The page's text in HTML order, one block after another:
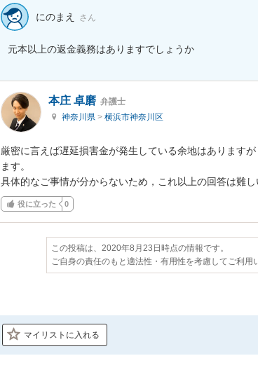
にのまえ さん
元本以上の返金義務はありますでしょうか
本庄 卓磨 弁護士
神奈川県 > 横浜市神奈川区
厳密に言えば遅延損害金が発生している余地はあります
ます。
具体的なご事情が分からないため，これ以上の回答は難し
役に立った 0
この投稿は、2020年8月23日時点の情報です。
ご自身の責任のもと適法性・有用性を考慮してご利用
マイリストに入れる